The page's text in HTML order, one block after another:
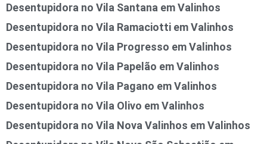
Desentupidora no Vila Santana em Valinhos
Desentupidora no Vila Ramaciotti em Valinhos
Desentupidora no Vila Progresso em Valinhos
Desentupidora no Vila Papelão em Valinhos
Desentupidora no Vila Pagano em Valinhos
Desentupidora no Vila Olivo em Valinhos
Desentupidora no Vila Nova Valinhos em Valinhos